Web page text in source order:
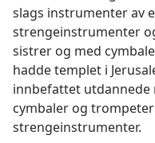
slags instrumenter av
strengeinstrumenter
sistrer og med
hadde templet i
innbefattet utdannede
cymbaler og
strengeinstrumenter.